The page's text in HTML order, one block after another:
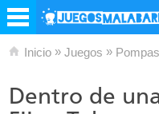
Inicio » Juegos »
Dentro de